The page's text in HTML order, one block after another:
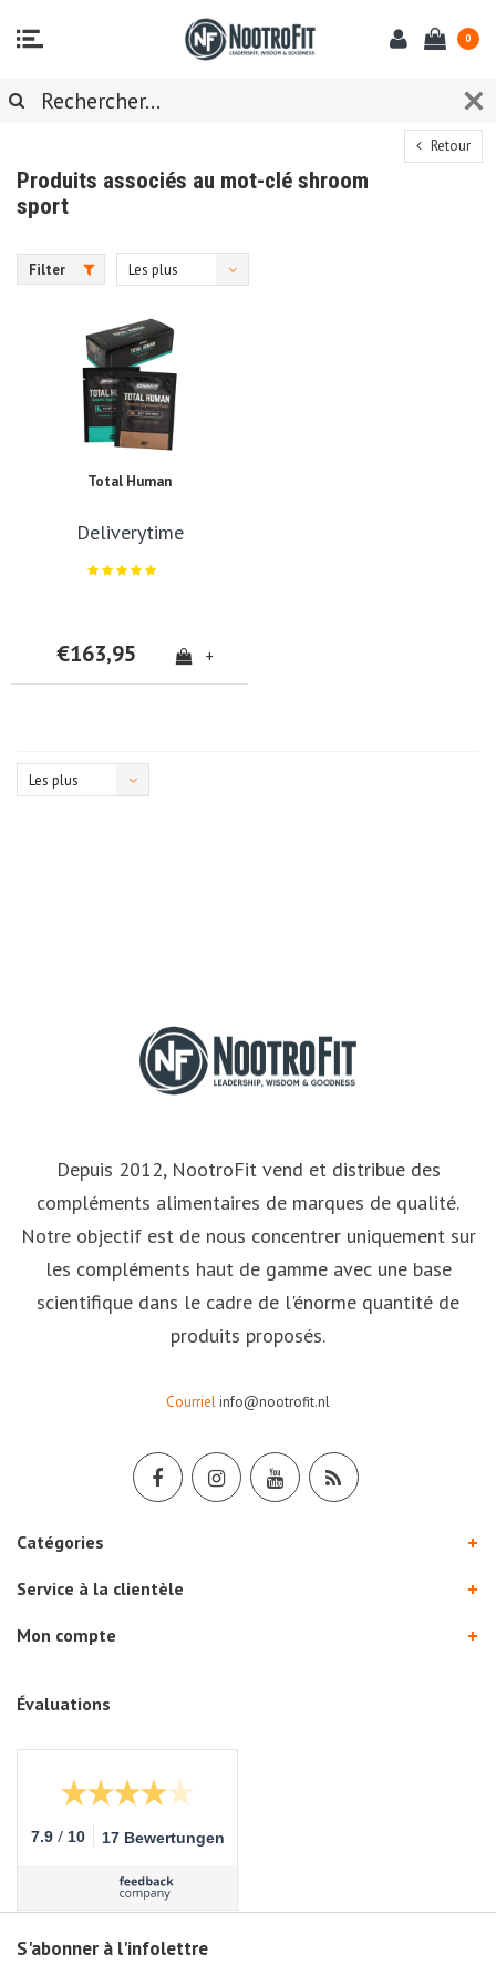
0
Retour
Produits associés au mot-clé shroom
sport
Filter
Les plus
Total Human
Deliverytime
€163,95 +
Les plus
Depuis 2012, NootroFit vend et distribue des
compléments alimentaires de marques de qualité.
Notre objectif est de nous concentrer uniquement sur
les compléments haut de gamme avec une base
scientifique dans le cadre de l'énorme quantité de
produits proposés.
Courrielinfo@nootrofit.nl
Catégories
Service à la clientèle
Mon compte
Évaluations
7.9 / 10 17 Bewertungen
S'abonner à l'infolettre